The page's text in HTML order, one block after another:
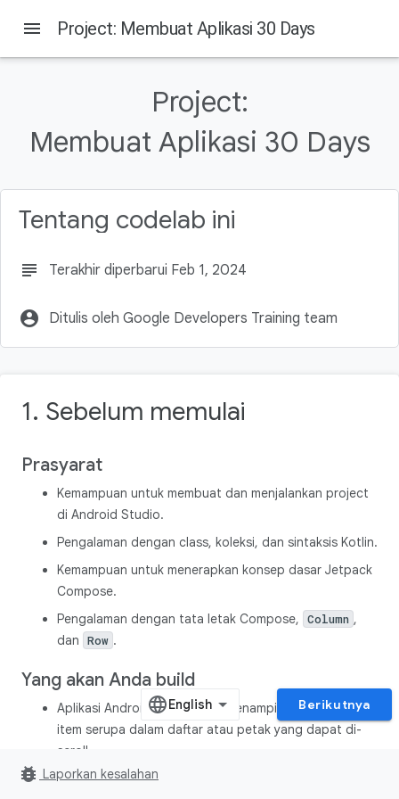
Yang akan Anda build
Yang akan Anda butuhkan
menu Project: Membuat Aplikasi 30 Days
Project:
Membuat Aplikasi 30 Days
Tentang codelab ini
subject Terakhir diperbarui Feb 1, 2024
account_circle Ditulis oleh Google Developers Training team
1. Sebelum memulai
Prasyarat
Kemampuan untuk membuat dan menjalankan project
di Android Studio.
Pengalaman dengan class, koleksi, dan sintaksis Kotlin.
Kemampuan untuk menerapkan konsep dasar Jetpack
Compose.
Pengalaman dengan tata letak Compose,
Column ,
dan
Row .
Yang akan Anda build
Aplikasi Android yang dapat menampilkan beberapa
item serupa dalam daftar atau petak yang dapat di-
scroll.
Berikutnya
bug_report Laporkan kesalahan